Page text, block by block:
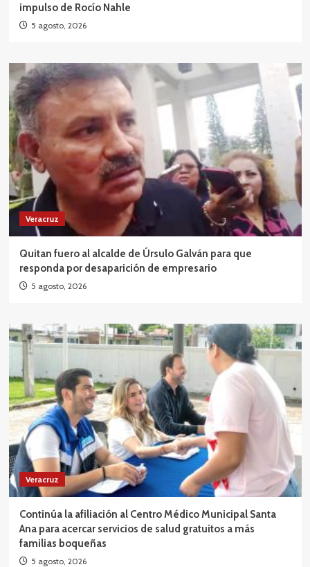
impulso de Rocío Nahle
5 agosto, 2026
Veracruz
Quitan fuero al alcalde de Úrsulo Galván para que
responda por desaparición de empresario
5 agosto, 2026
Veracruz
Continúa la afiliación al Centro Médico Municipal Santa
Ana para acercar servicios de salud gratuitos a más
familias boqueñas
5 agosto, 2026